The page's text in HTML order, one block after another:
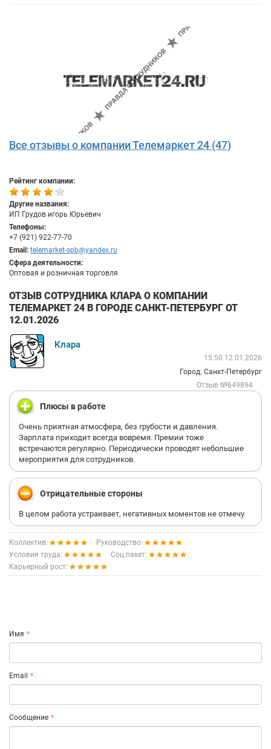
Все отзывы о компании Телемаркет 24 (47)
Рейтинг компании:
Другие названия:
ИП Грудов игорь Юрьевич
Телефоны:
+7 (921) 922-77-70
Email: telemarket-spb@yandex.ru
Сфера деятельности:
Оптовая и розничная торговля
ОТЗЫВ СОТРУДНИКА КЛАРА О КОМПАНИИ
ТЕЛЕМАРКЕТ 24 В ГОРОДЕ САНКТ-ПЕТЕРБУРГ ОТ
12.01.2026
Клара
15:50 12.01.2026
Город: Санкт-Петербург
Отзыв №649894
Плюсы в работе
Очень приятная атмосфера, без грубости и давления.
Зарплата приходит всегда вовремя. Премии тоже
встречаются регулярно. Периодически проводят небольшие
мероприятия для сотрудников.
Отрицательные стороны
В целом работа устраивает, негативных моментов не отмечу
Коллектив:
Руководство:
Условия труда:
Соц.пакет:
Карьерный рост:
Имя
Email
Сообщение